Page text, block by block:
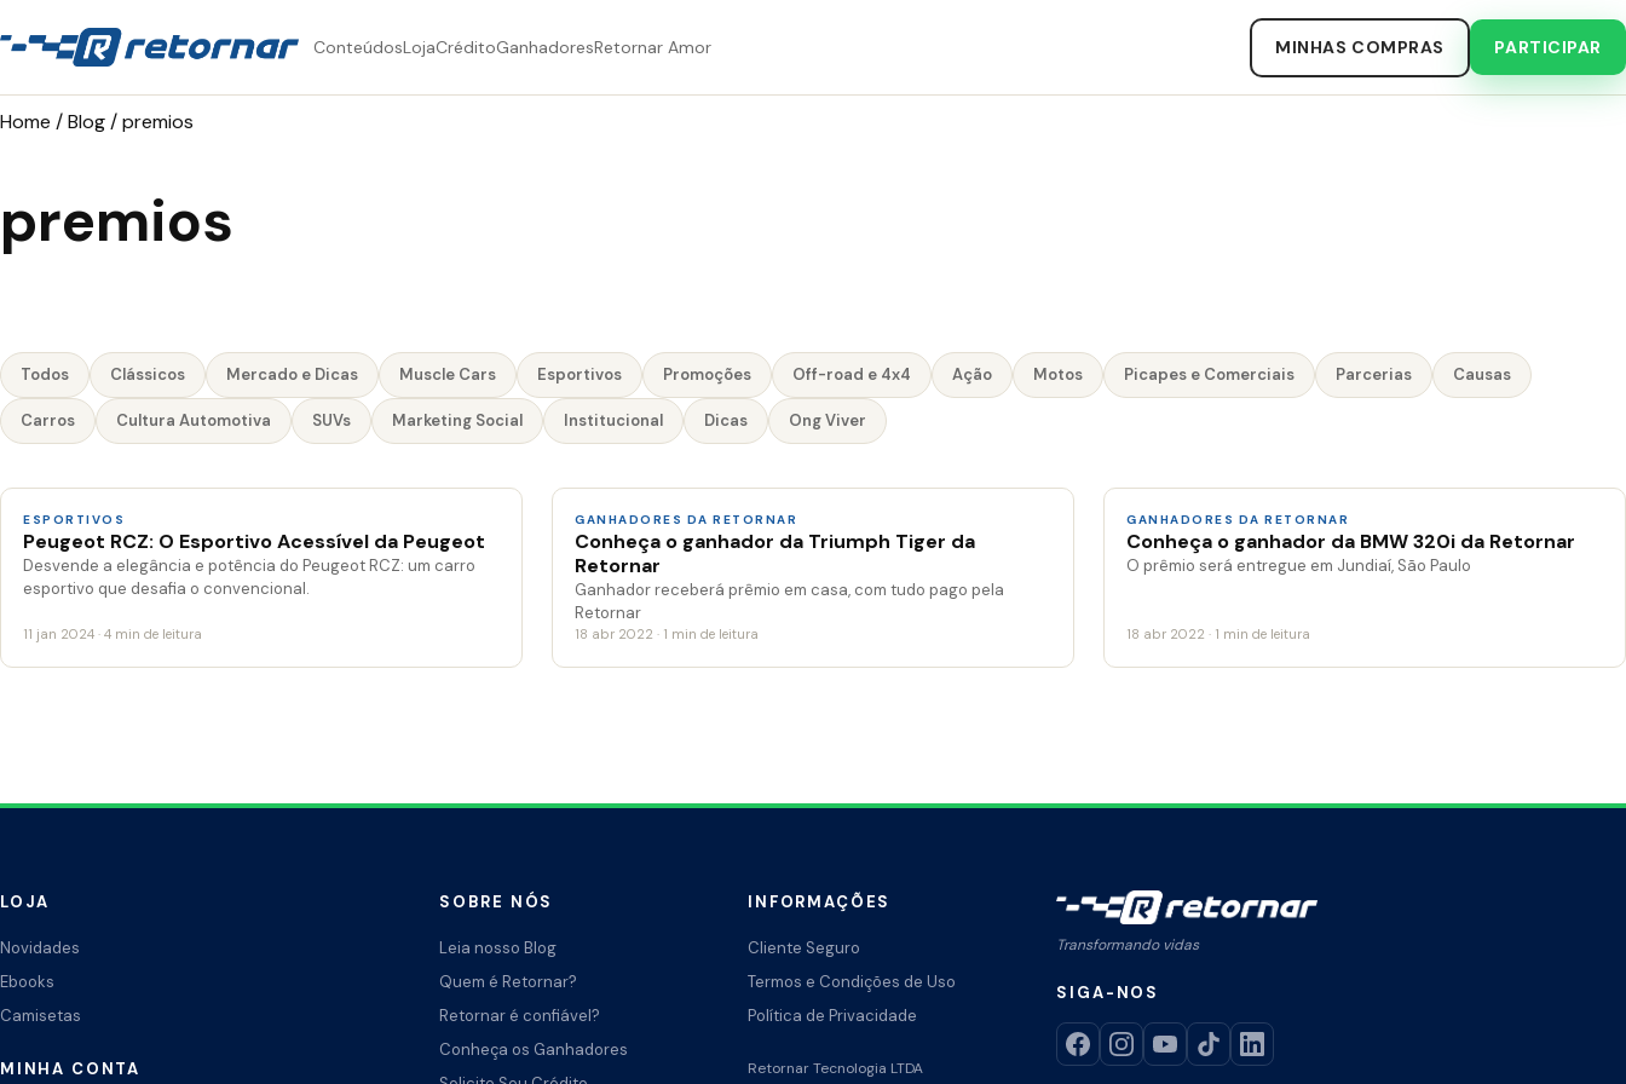
ConteúdosLojaCréditoGanhadoresRetornar Amor MINHAS COMPRAS PARTICIPAR
Home /Blog/premios
premios
Todos Clássicos Mercado e Dicas Muscle Cars Esportivos Promoções Off-road e 4x4 Ação Motos Picapes e Comerciais Parcerias Causas
Carros Cultura Automotiva SUVs Marketing Social Institucional Dicas Ong Viver
ESPORTIVOS
Peugeot RCZ: O Esportivo Acessível da Peugeot
Desvende a elegância e potência do Peugeot RCZ: um carro
esportivo que desafia o convencional.
11 jan 2024 · 4 min de leitura
GANHADORES DA RETORNAR
Conheça o ganhador da Triumph Tiger da
Retornar
Ganhador receberá prêmio em casa, com tudo pago pela
Retornar
18 abr 2022 · 1 min de leitura
GANHADORES DA RETORNAR
Conheça o ganhador da BMW 320i da Retornar
O prêmio será entregue em Jundiaí, São Paulo
18 abr 2022 · 1 min de leitura
LOJA
Novidades
Ebooks
Camisetas
MINHA CONTA
SOBRE NÓS
Leia nosso Blog
Quem é Retornar?
Retornar é confiável?
Conheça os Ganhadores
INFORMAÇÕES
Cliente Seguro
Termos e Condições de Uso
Política de Privacidade
Retornar Tecnologia LTDA
Transformando vidas
SIGA-NOS